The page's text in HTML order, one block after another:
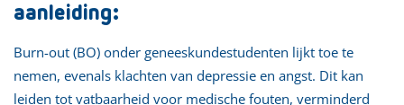
aanleiding:
Burn-out (BO) onder geneeskundestudenten lijkt toe te
nemen, evenals klachten van depressie en angst. Dit kan
leiden tot vatbaarheid voor medische fouten, verminderd